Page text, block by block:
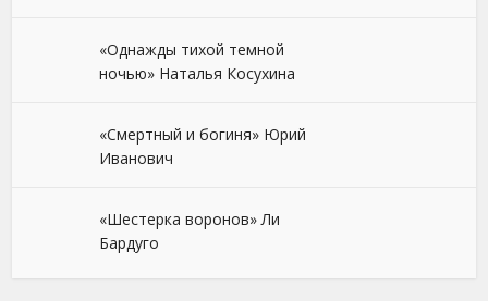
«Однажды тихой темной
ночью» Наталья Косухина
«Смертный и богиня» Юрий
Иванович
«Шестерка воронов» Ли
Бардуго